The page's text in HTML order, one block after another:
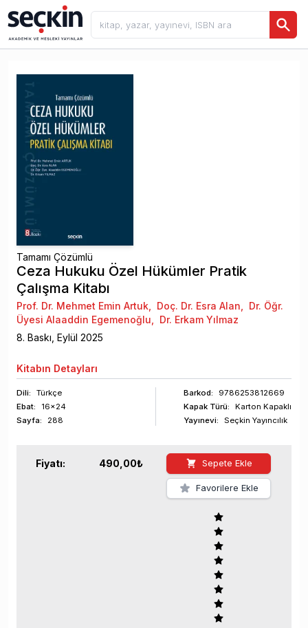
Tamamı Çözümlü
Ceza Hukuku Özel Hükümler Pratik
Çalışma Kitabı
Prof. Dr. Mehmet Emin Artuk, Doç. Dr. Esra Alan, Dr. Öğr.
Üyesi Alaaddin Egemenoğlu, Dr. Erkam Yılmaz
8. Baskı, Eylül 2025
Kitabın Detayları
Dili:
Türkçe
Ebat:
16x24
Sayfa: 288
Barkod:
9786253812669
Kapak Türü:
Karton Kapaklı
Yayınevi:
Seçkin Yayıncılık
Fiyatı: 490,00₺ Sepete Ekle
Favorilere Ekle